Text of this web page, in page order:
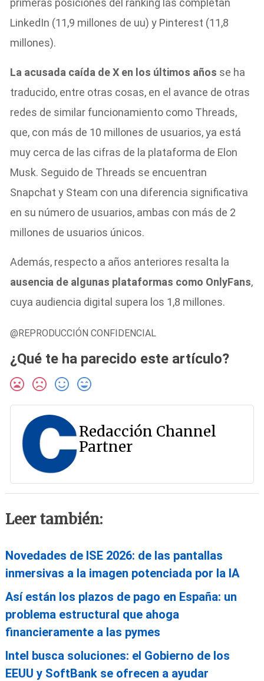
primeras posiciones del ranking las completan
LinkedIn (11,9 millones de uu) y Pinterest (11,8
millones).
La acusada caída de X en los últimos años se ha
traducido, entre otras cosas, en el avance de otras
redes de similar funcionamiento como Threads,
que, con más de 10 millones de usuarios, ya está
muy cerca de las cifras de la plataforma de Elon
Musk. Seguido de Threads se encuentran
Snapchat y Steam con una diferencia significativa
en su número de usuarios, ambas con más de 2
millones de usuarios únicos.
Además, respecto a años anteriores resalta la
ausencia de algunas plataformas como OnlyFans,
cuya audiencia digital supera los 1,8 millones.
@REPRODUCCIÓN CONFIDENCIAL
¿Qué te ha parecido este artículo?
Redacción Channel
Partner
Leer también:
Novedades de ISE 2026: de las pantallas
inmersivas a la imagen potenciada por la IA
Así están los plazos de pago en España: un
problema estructural que ahoga
financieramente a las pymes
Intel busca soluciones: el Gobierno de los
EEUU y SoftBank se ofrecen a ayudar